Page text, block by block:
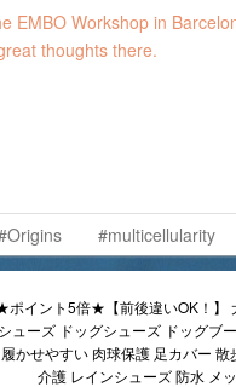
EMBO Workshop in
thoughts there.
#multicellularity
ポイント5倍★【前後違いOK！】
シューズ ドッグシューズ ドッグブ
履かせやすい 肉球保護 足カバー 散
介護 レインシューズ 防水 メ